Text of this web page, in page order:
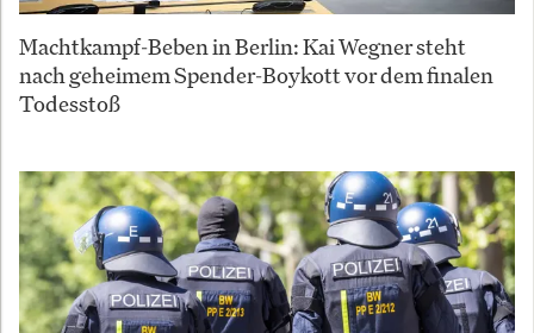
Machtkampf-Beben in Berlin: Kai Wegner steht
nach geheimem Spender-Boykott vor dem finalen
Todesstoß